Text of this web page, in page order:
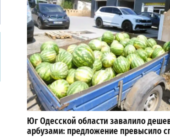
Юг Одесской области завалило
арбузами: предложение превысило